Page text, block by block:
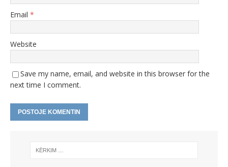
Email *
Website
Save my name, email, and website in this browser for the
next time I comment.